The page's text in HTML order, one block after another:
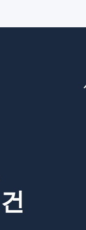
건